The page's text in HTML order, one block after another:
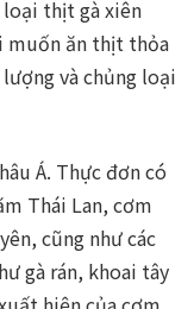
thịt gà xiên
muốn ăn thịt thỏa
và chủng loại
Á. Thực đơn có
Thái Lan, cơm
cũng như các
gà rán, khoai tây